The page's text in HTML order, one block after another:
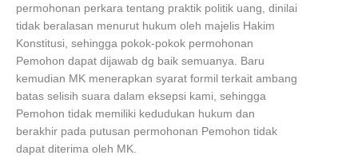
permohonan perkara tentang praktik politik uang, dinilai
tidak beralasan menurut hukum oleh majelis Hakim
Konstitusi, sehingga pokok-pokok permohonan
Pemohon dapat dijawab dg baik semuanya. Baru
kemudian MK menerapkan syarat formil terkait ambang
batas selisih suara dalam eksepsi kami, sehingga
Pemohon tidak memiliki kedudukan hukum dan
berakhir pada putusan permohonan Pemohon tidak
dapat diterima oleh MK.